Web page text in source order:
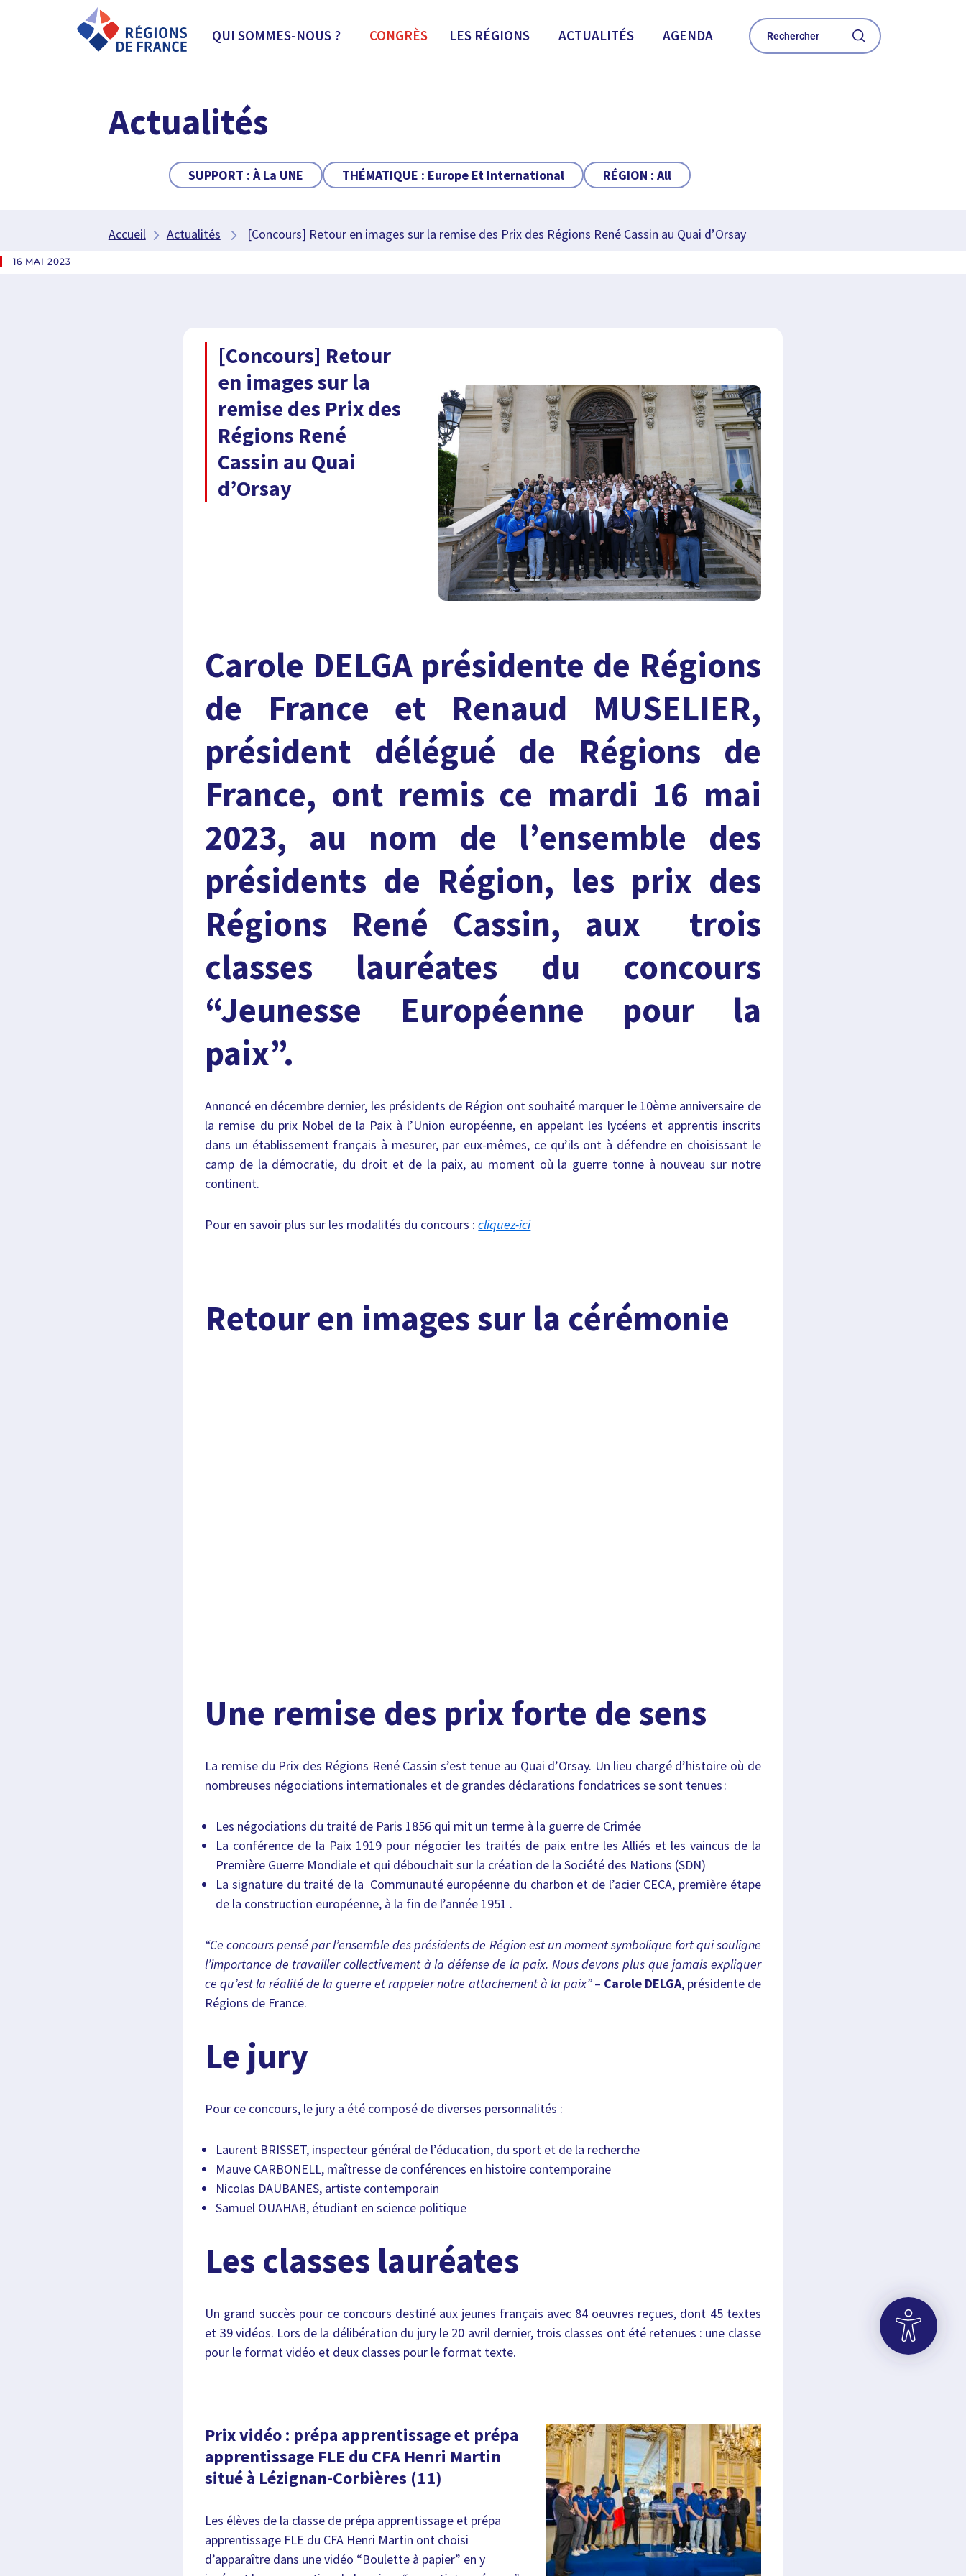
QUI SOMMES-NOUS ? CONGRÈS LES RÉGIONS ACTUALITÉS AGENDA
Actualités
SUPPORT : À La UNE THÉMATIQUE : Europe Et International RÉGION : All
Accueil Actualités [Concours] Retour en images sur la remise des Prix des Régions René Cassin au Quai d’Orsay
16 MAI 2023
[Concours] Retour
en images sur la
remise des Prix des
Régions René
Cassin au Quai
d’Orsay
Carole DELGA présidente de Régions
de France et Renaud MUSELIER,
président délégué de Régions de
France, ont remis ce mardi 16 mai
2023, au nom de l’ensemble des
présidents de Région, les prix des
Régions René Cassin, aux trois
classes lauréates du concours
“Jeunesse Européenne pour la
paix”.
Annoncé en décembre dernier, les présidents de Région ont souhaité marquer le 10ème anniversaire de
la remise du prix Nobel de la Paix à l’Union européenne, en appelant les lycéens et apprentis inscrits
dans un établissement français à mesurer, par eux-mêmes, ce qu’ils ont à défendre en choisissant le
camp de la démocratie, du droit et de la paix, au moment où la guerre tonne à nouveau sur notre
continent.
Pour en savoir plus sur les modalités du concours : cliquez-ici
Retour en images sur la cérémonie
Une remise des prix forte de sens
La remise du Prix des Régions René Cassin s’est tenue au Quai d’Orsay. Un lieu chargé d’histoire où de
nombreuses négociations internationales et de grandes déclarations fondatrices se sont tenues :
Les négociations du traité de Paris 1856 qui mit un terme à la guerre de Crimée
La conférence de la Paix 1919 pour négocier les traités de paix entre les Alliés et les vaincus de la
Première Guerre Mondiale et qui débouchait sur la création de la Société des Nations (SDN)
La signature du traité de la Communauté européenne du charbon et de l’acier CECA, première étape
de la construction européenne, à la fin de l’année 1951 .
“Ce concours pensé par l’ensemble des présidents de Région est un moment symbolique fort qui souligne
l’importance de travailler collectivement à la défense de la paix. Nous devons plus que jamais expliquer
ce qu’est la réalité de la guerre et rappeler notre attachement à la paix”– Carole DELGA, présidente de
Régions de France.
Le jury
Pour ce concours, le jury a été composé de diverses personnalités :
Laurent BRISSET, inspecteur général de l’éducation, du sport et de la recherche
Mauve CARBONELL, maîtresse de conférences en histoire contemporaine
Nicolas DAUBANES, artiste contemporain
Samuel OUAHAB, étudiant en science politique
Les classes lauréates
Un grand succès pour ce concours destiné aux jeunes français avec 84 oeuvres reçues, dont 45 textes
et 39 vidéos. Lors de la délibération du jury le 20 avril dernier, trois classes ont été retenues : une classe
pour le format vidéo et deux classes pour le format texte.
Prix vidéo : prépa apprentissage et prépa
apprentissage FLE du CFA Henri Martin
situé à Lézignan-Corbières (11)
Les élèves de la classe de prépa apprentissage et prépa
apprentissage FLE du CFA Henri Martin ont choisi
d’apparaître dans une vidéo “Boulette à papier” en y